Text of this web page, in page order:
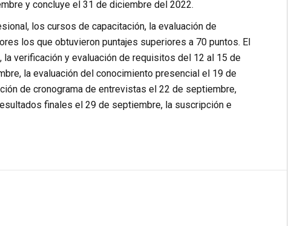
y concluye el 31 de diciembre del 2022.
los cursos de capacitación, la evaluación de
los que obtuvieron puntajes superiores a 70 puntos. El
verificación y evaluación de requisitos del 12 al 15 de
la evaluación del conocimiento presencial el 19 de
de cronograma de entrevistas el 22 de septiembre,
finales el 29 de septiembre, la suscripción e